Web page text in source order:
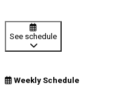
See schedule
Weekly Schedule